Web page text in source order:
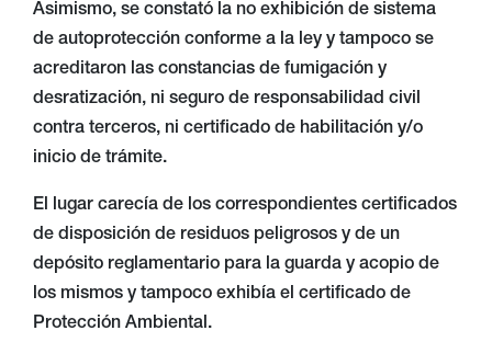
Asimismo, se constató la no exhibición de sistema
de autoprotección conforme a la ley y tampoco se
acreditaron las constancias de fumigación y
desratización, ni seguro de responsabilidad civil
contra terceros, ni certificado de habilitación y/o
inicio de trámite.
El lugar carecía de los correspondientes certificados
de disposición de residuos peligrosos y de un
depósito reglamentario para la guarda y acopio de
los mismos y tampoco exhibía el certificado de
Protección Ambiental.